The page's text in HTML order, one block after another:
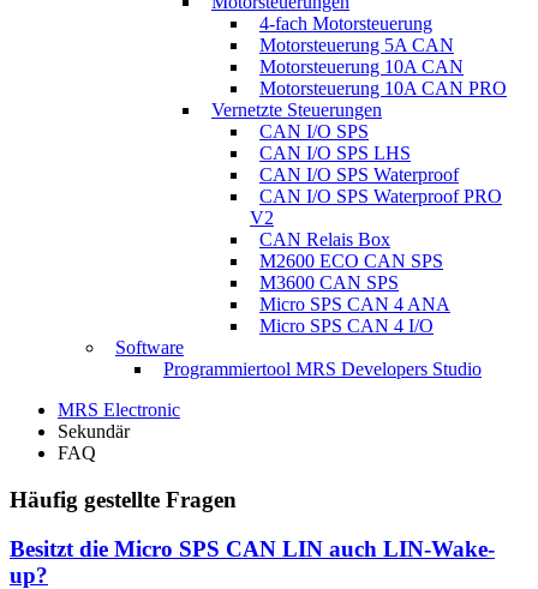
4-fach Motorsteuerung
Motorsteuerung 5A CAN
Motorsteuerung 10A CAN
Motorsteuerung 10A CAN PRO
Vernetzte Steuerungen
CAN I/O SPS
CAN I/O SPS LHS
CAN I/O SPS Waterproof
CAN I/O SPS Waterproof PRO
V2
CAN Relais Box
M2600 ECO CAN SPS
M3600 CAN SPS
Micro SPS CAN 4 ANA
Micro SPS CAN 4 I/O
Software
Programmiertool MRS Developers Studio
MRS Electronic
Sekundär
FAQ
Häufig gestellte Fragen
Besitzt die Micro SPS CAN LIN auch LIN-Wake-
up?